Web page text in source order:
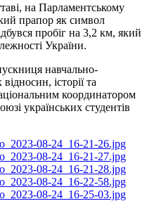
на Парламентському
прапор як символ
пробіг на 3,2 км, який
України.
навчально-
історії та
координатором
українських студентів